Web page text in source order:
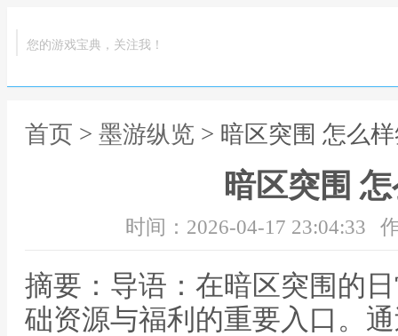
您的游戏宝典，关注我！
首页 > 墨游纵览 > 暗区突围 怎么
暗区突围
时间：2026-04-17 23:04:33
摘要：导语：在暗区突围的
础资源与福利的重要入口。